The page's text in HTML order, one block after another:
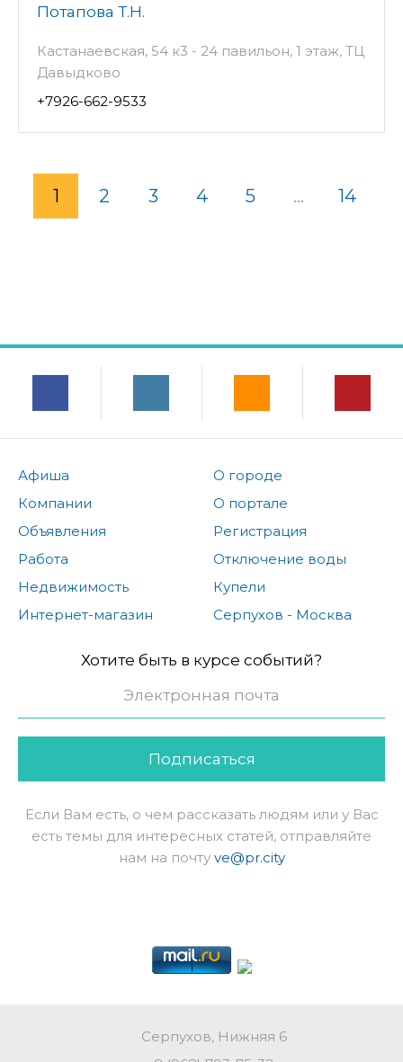
Потапова Т.Н.
Кастанаевская, 54 к3 - 24 павильон, 1 этаж, ТЦ
Давыдково
+7926-662-9533
1 2 3 4 5 ... 14
Афиша
Компании
Объявления
Работа
Недвижимость
Интернет-магазин
О городе
О портале
Регистрация
Отключение воды
Купели
Серпухов - Москва
Хотите быть в курсе событий?
Подписаться
Если Вам есть, о чем рассказать людям или у Вас
есть темы для интересных статей, отправляйте
нам на почту ve@pr.city
Серпухов, Нижняя 6